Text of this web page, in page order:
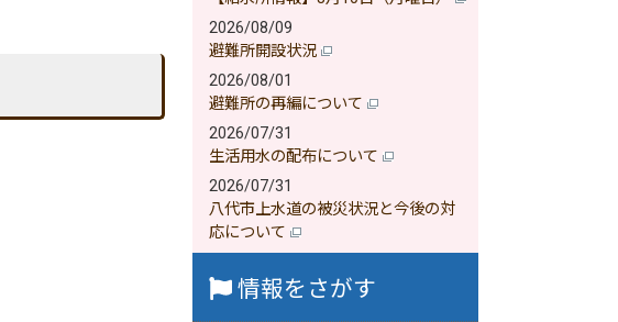
2026/08/09
避難所開設状況
2026/08/01
避難所の再編について
2026/07/31
生活用水の配布について
2026/07/31
八代市上水道の被災状況と今後の対
応について
情報をさがす